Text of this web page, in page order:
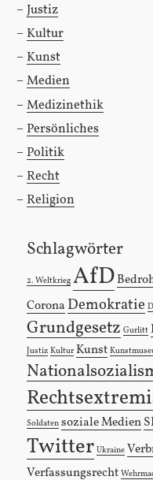
Justiz
Kultur
Kunst
Medien
Medizinethik
Persönliches
Politik
Recht
Religion
Schlagwörter
2. Weltkrieg AfD
Corona Demokratie
Grundgesetz Gurlitt
Justiz Kultur Kunst
Soldaten soziale Medien
Twitter Ukraine
Verfassungsrecht